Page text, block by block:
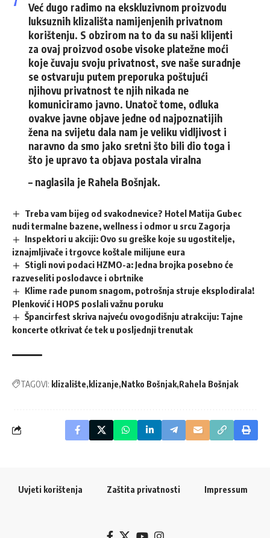
Već dugo radimo na ekskluzivnom proizvodu
luksuznih klizališta namijenjenih privatnom
korištenju. S obzirom na to da su naši klijenti
za ovaj proizvod osobe visoke platežne moći
koje čuvaju svoju privatnost, sve naše suradnje
se ostvaruju putem preporuka poštujući
njihovu privatnost te njih nikada ne
komuniciramo javno. Unatoč tome, odluka
ovakve javne objave jedne od najpoznatijih
žena na svijetu dala nam je veliku vidljivost i
naravno da smo jako sretni što bili dio toga i
što je upravo ta objava postala viralna
– naglasila je Rahela Bošnjak.
Treba vam bijeg od svakodnevice? Hotel Matija Gubec
nudi termalne bazene, wellness i odmor u srcu Zagorja
Inspektori u akciji: Ovo su greške koje su ugostitelje,
iznajmljivače i trgovce koštale milijune eura
Stigli novi podaci HZMO-a: Jedna brojka posebno će
razveseliti poslodavce i obrtnike
Klime rade punom snagom, potrošnja struje eksplodirala!
Plenković i HOPS poslali važnu poruku
Špancirfest skriva najveću ovogodišnju atrakciju: Tajne
koncerte otkrivat će tek u posljednji trenutak
TAGOVI: klizalište klizanje Natko Bošnjak Rahela Bošnjak
Uvjeti korištenja Zaštita privatnosti Impressum